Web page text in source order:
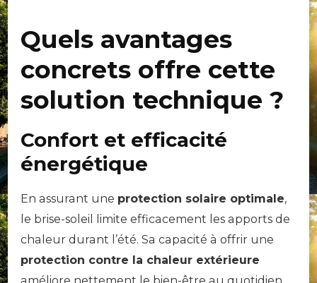
Quels avantages
concrets offre cette
solution technique ?
Confort et efficacité
énergétique
En assurant une protection solaire optimale,
le brise-soleil limite efficacement les apports de
chaleur durant l’été. Sa capacité à offrir une
protection contre la chaleur extérieure